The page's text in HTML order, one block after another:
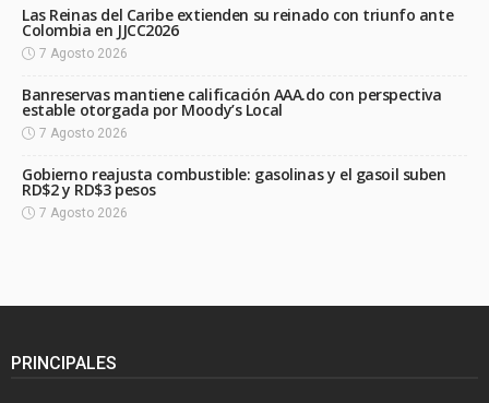
Las Reinas del Caribe extienden su reinado con triunfo ante
Colombia en JJCC2026
7 Agosto 2026
Banreservas mantiene calificación AAA.do con perspectiva
estable otorgada por Moody’s Local
7 Agosto 2026
Gobierno reajusta combustible: gasolinas y el gasoil suben
RD$2 y RD$3 pesos
7 Agosto 2026
PRINCIPALES